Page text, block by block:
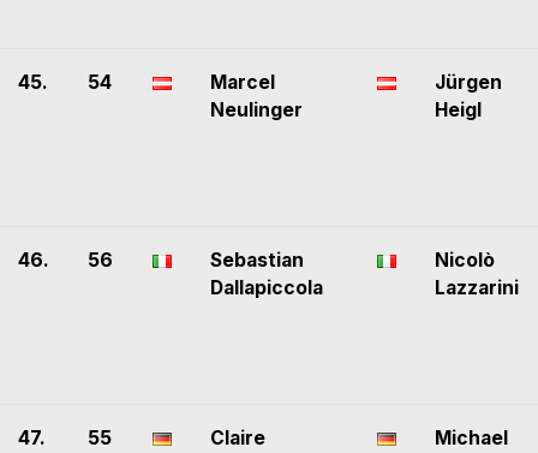
45. 54
Marcel
Neulinger
Jürgen
Heigl
46. 56
Sebastian
Dallapiccola
Nicolò
Lazzarini
47. 55
Claire
Michael